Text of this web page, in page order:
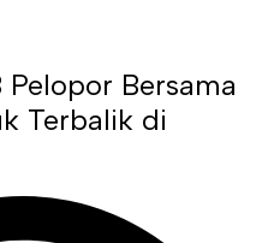
Bersama
Terbalik di